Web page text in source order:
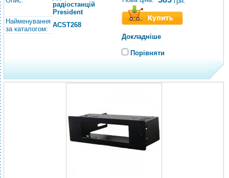
радіостанцій
President
Найменування
за каталогом:
ACST268
Докладніше
Порівняти